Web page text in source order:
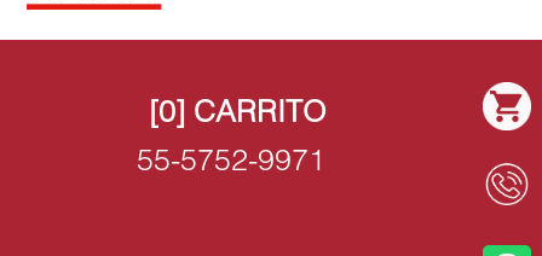
[0] CARRITO
55-5752-9971